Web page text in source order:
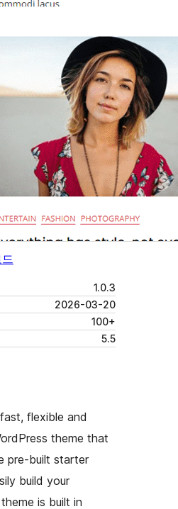
1.0.3
2026-03-20
100+
5.5
flexible and
theme that
pre-built starter
build your
is built in